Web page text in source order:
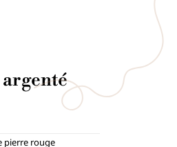
une pierre rouge